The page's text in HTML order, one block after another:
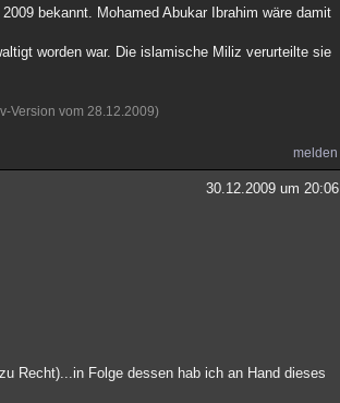
bekannt. Mohamed Abukar Ibrahim wäre damit
worden war. Die islamische Miliz verurteilte sie
Version vom 28.12.2009)
melden
30.12.2009 um 20:06
Recht)...in Folge dessen hab ich an Hand dieses